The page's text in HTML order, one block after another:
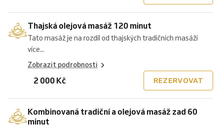
Thajská olejová masáž 120 minut
Tato masáž je na rozdíl od thajských tradičních masáží
více...
Zobrazit podrobnosti
2 000 Kč REZERVOVAT
Kombinovaná tradiční a olejová masáž zad 60
minut